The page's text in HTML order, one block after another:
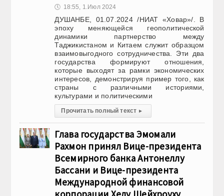
🕔 18:55, 1.Июл 2024
ДУШАНБЕ, 01.07.2024 /НИАТ «Ховар»/. В
эпоху меняющейся геополитической
динамики партнерство между
Таджикистаном и Китаем служит образцом
взаимовыгодного сотрудничества. Эти два
государства формируют отношения,
которые выходят за рамки экономических
интересов, демонстрируя пример того, как
страны с различными историями,
культурами и политическими
Прочитать полный текст ▸
Глава государства Эмомали
Рахмон принял Вице-президента
Всемирного банка Антонеллу
Бассани и Вице-президента
Международной финансовой